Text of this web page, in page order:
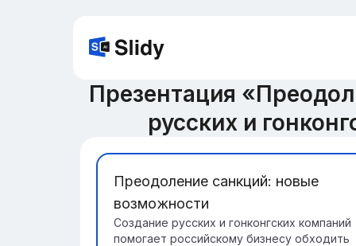
Презентация
русских и
Преодоление санкций: новые
возможности
Создание русских и гонконгских компаний
помогает российскому бизнесу обходить